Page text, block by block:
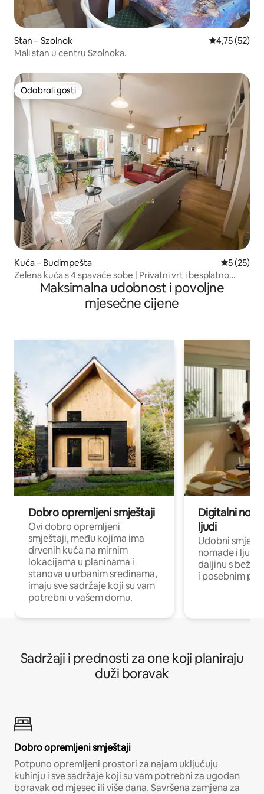
Stan – Szolnok Prosječna
4,75 (52)
Mali stan u centru Szolnoka.
Odabrali gosti
Odabrali gosti
Kuća – Budimpešta Prosječna
5 (25)
Zelena kuća s 4 spavaće sobe | Privatni vrt i besplatno
parkirališteMaksimalna udobnost i povoljne
mjesečne cijene
Dobro opremljeni smještaji
Ovi dobro opremljeni
smještaji, među kojima ima
drvenih kuća na mirnim
lokacijama u planinama i
stanova u urbanim sredinama,
imaju sve sadržaje koji su vam
potrebni u vašem domu.
Digitalni
ljudi
Udobni
nomade i ljude
daljinu s
i posebnim
Sadržaji i prednosti za one koji planiraju
duži boravak
Dobro opremljeni smještaji
Potpuno opremljeni prostori za najam uključuju
kuhinju i sve sadržaje koji su vam potrebni za ugodan
boravak od mjesec ili više dana. Savršena zamjena za